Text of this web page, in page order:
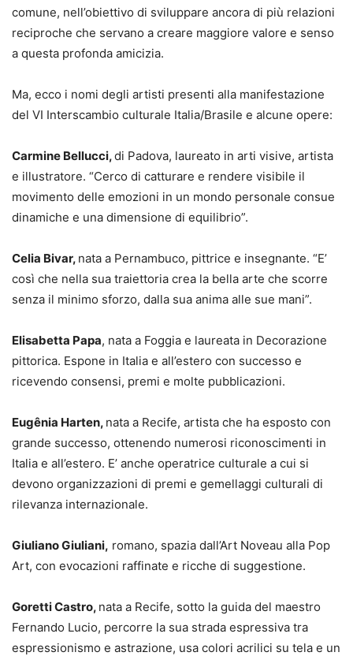
comune, nell’obiettivo di sviluppare ancora di più relazioni
reciproche che servano a creare maggiore valore e senso
a questa profonda amicizia.
Ma, ecco i nomi degli artisti presenti alla manifestazione
del VI Interscambio culturale Italia/Brasile e alcune opere:
Carmine Bellucci,di Padova, laureato in arti visive, artista
e illustratore. “Cerco di catturare e rendere visibile il
movimento delle emozioni in un mondo personale consue
dinamiche e una dimensione di equilibrio”.
Celia Bivar, nata a Pernambuco, pittrice e insegnante. “E’
così che nella sua traiettoria crea la bella arte che scorre
senza il minimo sforzo, dalla sua anima alle sue mani”.
Elisabetta Papa, nata a Foggia e laureata in Decorazione
pittorica. Espone in Italia e all’estero con successo e
ricevendo consensi, premi e molte pubblicazioni.
Eugênia Harten, nata a Recife, artista che ha esposto con
grande successo, ottenendo numerosi riconoscimenti in
Italia e all’estero. E’ anche operatrice culturale a cui si
devono organizzazioni di premi e gemellaggi culturali di
rilevanza internazionale.
Giuliano Giuliani, romano, spazia dall’Art Noveau alla Pop
Art, con evocazioni raffinate e ricche di suggestione.
Goretti Castro, nata a Recife, sotto la guida del maestro
Fernando Lucio, percorre la sua strada espressiva tra
espressionismo e astrazione, usa colori acrilici su tela e un